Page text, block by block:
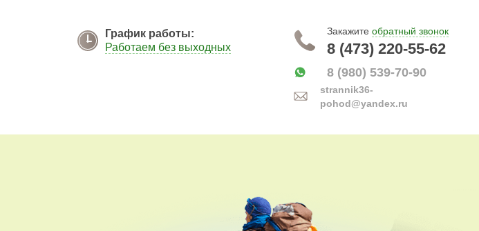
График работы:
Работаем без выходных
Закажите обратный звонок
8 (473) 220-55-62
8 (980) 539-70-90
strannik36-
pohod@yandex.ru